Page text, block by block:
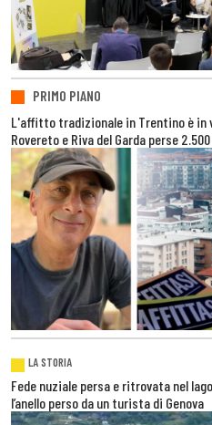
PRIMO PIANO
L'affitto tradizionale in Trentino è in
Rovereto e Riva del Garda perse
LA STORIA
Fede nuziale persa e ritrovata nel
l’anello perso da un turista di Genova